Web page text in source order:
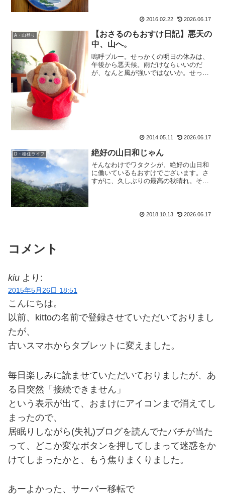
まった、とかやっちゃう...
2016.02.22 2026.06.17
A・山登り
【おさるのもおすけ日記】悪天の
中、山へ。
嗚呼ブルー。せっかくの明日の休みは、
午後から悪天候。雨だけならいいのだ
が、なんと風が強いではないか。せっか
2014.05.11 2026.06.17
D・移住ライフ 絶好の山日和じゃん
そんなわけでワタクシが、絶好の山日和
に働いているもおすけでございます。さ
すがに、久しぶりの最高の秋晴れ。そり
なくちゃー。やっと写真加...
2018.10.13 2026.06.17
コメント
kiu より:
2015年5月26日 18:51
こんにちは。
以前、kittoの名前で登録させていただいておりまし
たが、
古いスマホからタブレットに変えました。
毎日楽しみに読ませていただいておりましたが、あ
る日突然「接続できません」
という表示が出て、おまけにアイコンまで消えてし
まったので、
居眠りしながら(失礼)ブログを読んでたバチが当た
って、どこか変なボタンを押してしまって迷惑をか
けてしまったかと、もう焦りまくりました。
あーよかった、サーバー移転で